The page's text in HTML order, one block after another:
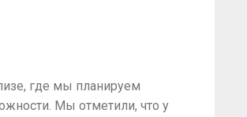
где мы планируем
Мы отметили, что у